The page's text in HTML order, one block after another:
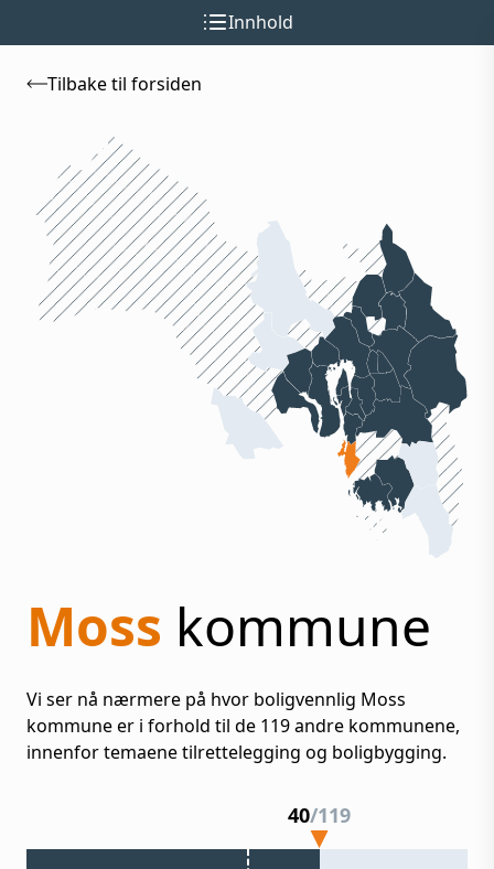
Tilbake til forsiden
Moss kommune
Vi ser nå nærmere på hvor boligvennlig Moss
kommune er i forhold til de 119andre kommunene,
innenfor temaene tilrettelegging og boligbygging.
40/119
Innhold